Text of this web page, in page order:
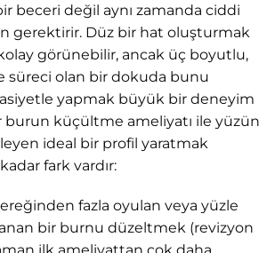
beceri değil aynı zamanda ciddi
gerektirir. Düz bir hat oluşturmak
görünebilir, ancak üç boyutlu,
süreci olan bir dokuda bunu
yapmak büyük bir deneyim
burun küçültme ameliyatı ile yüzün
ideal bir profil yaratmak
fark vardır:
fazla oyulan veya yüzle
bir burnu düzeltmek (revizyon